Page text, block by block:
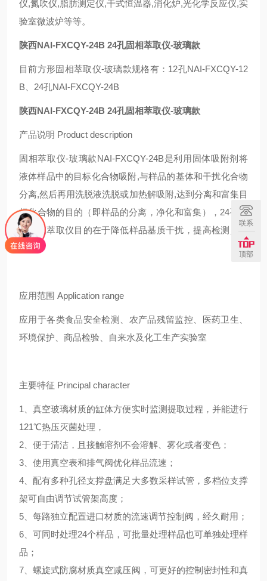
仪,氮吹仪,脂肪测定仪,干式恒温器,消化炉,光化学反应仪,实
验室微波炉等等。
陕西NAI-FXCQY-24B 24孔固相萃取仪-玻璃款
目前方形固相萃取仪-玻璃款规格有：12孔NAI-FXCQY-12
B、24孔NAI-FXCQY-24B
陕西NAI-FXCQY-24B 24孔固相萃取仪-玻璃款
产品说明 Product description
固相萃取仪-玻璃款NAI-FXCQY-24B是利用固体吸附剂将
液体样品中的目标化合物吸附,与样品的基体和干扰化合物
分离,然后再用洗脱液洗脱或加热解吸附,达到分离和富集目
标化合物的目的（即样品的分离，净化和富集），24孔方
形固相萃取仪目的在于降低样品基质干扰，提高检测灵敏
度。
应用范围 Application range
应用于各类食品安全检测、农产品残留监控、医药卫生、
环境保护、商品检验、自来水及化工生产实验室
主要特征 Principal character
1、真空玻璃材质的缸体方便实时监测提取过程，并能进行
121℃热压灭菌处理，
2、便于清洁，且接触溶剂不会溶解、雾化或者变色；
3、使用真空表和排气阀优化样品流速；
4、配有多种孔径支撑盘满足大多数采样试管，多档位支撑
架可自由调节试管架高度；
5、每路独立配置进口材质的流速调节控制阀，经久耐用；
6、可同时处理24个样品，可批量处理样品也可单独处理样
品；
7、螺旋式防腐材质真空减压阀，可更好的控制密封性和真
联系
顶部